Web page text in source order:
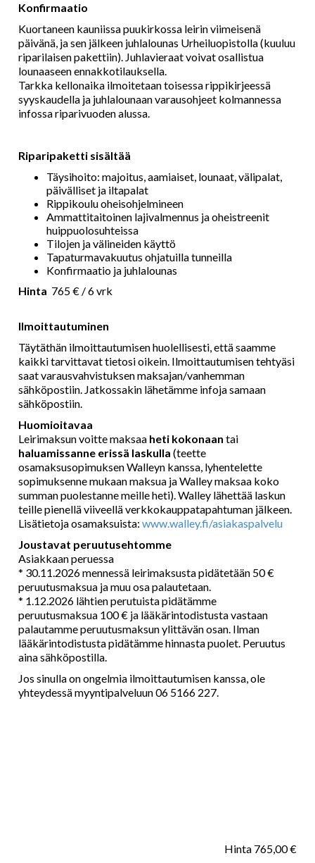
Konfirmaatio
Kuortaneen kauniissa puukirkossa leirin viimeisenä
päivänä, ja sen jälkeen juhlalounas Urheiluopistolla (kuuluu
riparilaisen pakettiin). Juhlavieraat voivat osallistua
lounaaseen ennakkotilauksella.
Tarkka kellonaika ilmoitetaan toisessa rippikirjeessä
syyskaudella ja juhlalounaan varausohjeet kolmannessa
infossa riparivuoden alussa.
Riparipaketti sisältää
Täysihoito: majoitus, aamiaiset, lounaat, välipalat,
päivälliset ja iltapalat
Rippikoulu oheisohjelmineen
Ammattitaitoinen lajivalmennus ja oheistreenit
huippuolosuhteissa
Tilojen ja välineiden käyttö
Tapaturmavakuutus ohjatuilla tunneilla
Konfirmaatio ja juhlalounas
Hinta 765 € / 6 vrk
Ilmoittautuminen
Täytäthän ilmoittautumisen huolellisesti, että saamme
kaikki tarvittavat tietosi oikein. Ilmoittautumisen tehtyäsi
saat varausvahvistuksen maksajan/vanhemman
sähköpostiin. Jatkossakin lähetämme infoja samaan
sähköpostiin.
Huomioitavaa
Leirimaksun voitte maksaa heti kokonaan tai
haluamissanne erissä laskulla (teette
osamaksusopimuksen Walleyn kanssa, lyhentelette
sopimuksenne mukaan maksua ja Walley maksaa koko
summan puolestanne meille heti). Walley lähettää laskun
teille pienellä viiveellä verkkokauppatapahtuman jälkeen.
Lisätietoja osamaksuista: www.walley.fi/asiakaspalvelu
Joustavat peruutusehtomme
Asiakkaan peruessa
* 30.11.2026 mennessä leirimaksusta pidätetään 50 €
peruutusmaksua ja muu osa palautetaan.
* 1.12.2026 lähtien perutuista pidätämme
peruutusmaksua 100 € ja lääkärintodistusta vastaan
palautamme peruutusmaksun ylittävän osan. Ilman
lääkärintodistusta pidätämme hinnasta puolet. Peruutus
aina sähköpostilla.
Jos sinulla on ongelmia ilmoittautumisen kanssa, ole
yhteydessä myyntipalveluun 06 5166 227.
Hinta 765,00 €